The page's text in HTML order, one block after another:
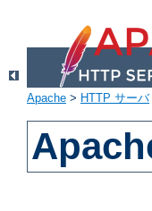
Apache > HTTP サーバ